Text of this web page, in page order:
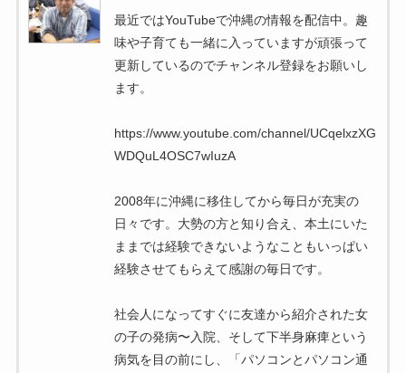
最近ではYouTubeで沖縄の情報を配信中。趣
味や子育ても一緒に入っていますが頑張って
更新しているのでチャンネル登録をお願いし
ます。
https://www.youtube.com/channel/UCqelxzXG
WDQuL4OSC7wIuzA
2008年に沖縄に移住してから毎日が充実の
日々です。大勢の方と知り合え、本土にいた
ままでは経験できないようなこともいっぱい
経験させてもらえて感謝の毎日です。
社会人になってすぐに友達から紹介された女
の子の発病〜入院、そして下半身麻痺という
病気を目の前にし、「パソコンとパソコン通